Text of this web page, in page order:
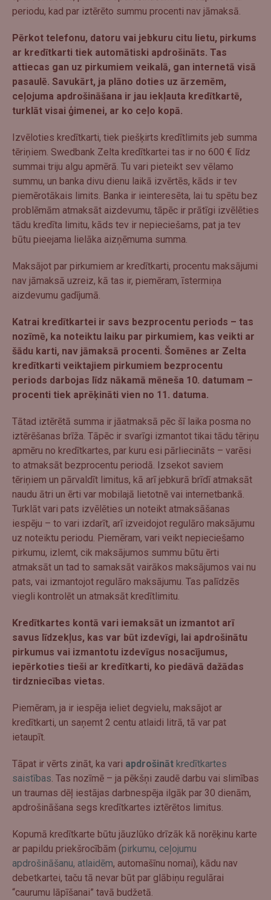
periodu, kad par iztērēto summu procenti nav jāmaksā.
Pērkot telefonu, datoru vai jebkuru citu lietu, pirkums
ar kredītkarti tiek automātiski apdrošināts. Tas
attiecas gan uz pirkumiem veikalā, gan internetā visā
pasaulē. Savukārt, ja plāno doties uz ārzemēm,
ceļojuma apdrošināšana ir jau iekļauta kredītkartē,
turklāt visai ģimenei, ar ko ceļo kopā.
Izvēloties kredītkarti, tiek piešķirts kredītlimits jeb summa
tēriņiem. Swedbank Zelta kredītkartei tas ir no 600 € līdz
summai triju algu apmērā. Tu vari pieteikt sev vēlamo
summu, un banka divu dienu laikā izvērtēs, kāds ir tev
piemērotākais limits. Banka ir ieinteresēta, lai tu spētu bez
problēmām atmaksāt aizdevumu, tāpēc ir prātīgi izvēlēties
tādu kredīta limitu, kāds tev ir nepieciešams, pat ja tev
būtu pieejama lielāka aizņēmuma summa.
Maksājot par pirkumiem ar kredītkarti, procentu maksājumi
nav jāmaksā uzreiz, kā tas ir, piemēram, īstermiņa
aizdevumu gadījumā.
Katrai kredītkartei ir savs bezprocentu periods – tas
nozīmē, ka noteiktu laiku par pirkumiem, kas veikti ar
šādu karti, nav jāmaksā procenti. Šomēnes ar Zelta
kredītkarti veiktajiem pirkumiem bezprocentu
periods darbojas līdz nākamā mēneša 10. datumam –
procenti tiek aprēķināti vien no 11. datuma.
Tātad iztērētā summa ir jāatmaksā pēc šī laika posma no
iztērēšanas brīža. Tāpēc ir svarīgi izmantot tikai tādu tēriņu
apmēru no kredītkartes, par kuru esi pārliecināts – varēsi
to atmaksāt bezprocentu periodā. Izsekot saviem
tēriņiem un pārvaldīt limitus, kā arī jebkurā brīdī atmaksāt
naudu ātri un ērti var mobilajā lietotnē vai internetbankā.
Turklāt vari pats izvēlēties un noteikt atmaksāšanas
iespēju – to vari izdarīt, arī izveidojot regulāro maksājumu
uz noteiktu periodu. Piemēram, vari veikt nepieciešamo
pirkumu, izlemt, cik maksājumos summu būtu ērti
atmaksāt un tad to samaksāt vairākos maksājumos vai nu
pats, vai izmantojot regulāro maksājumu. Tas palīdzēs
viegli kontrolēt un atmaksāt kredītlimitu.
Kredītkartes kontā vari iemaksāt un izmantot arī
savus līdzekļus, kas var būt izdevīgi, lai apdrošinātu
pirkumus vai izmantotu izdevīgus nosacījumus,
iepērkoties tieši ar kredītkarti, ko piedāvā dažādas
tirdzniecības vietas.
Piemēram, ja ir iespēja ieliet degvielu, maksājot ar
kredītkarti, un saņemt 2 centu atlaidi litrā, tā var pat
ietaupīt.
Tāpat ir vērts zināt, ka vari apdrošināt kredītkartes
saistības. Tas nozīmē – ja pēkšņi zaudē darbu vai slimības
un traumas dēļ iestājas darbnespēja ilgāk par 30 dienām,
apdrošināšana segs kredītkartes iztērētos limitus.
Kopumā kredītkarte būtu jāuzlūko drīzāk kā norēķinu karte
ar papildu priekšrocībām (pirkumu, ceļojumu
apdrošināšanu, atlaidēm, automašīnu nomai), kādu nav
debetkartei, taču tā nevar būt par glābiņu regulārai
“caurumu lāpīšanai” tavā budžetā.